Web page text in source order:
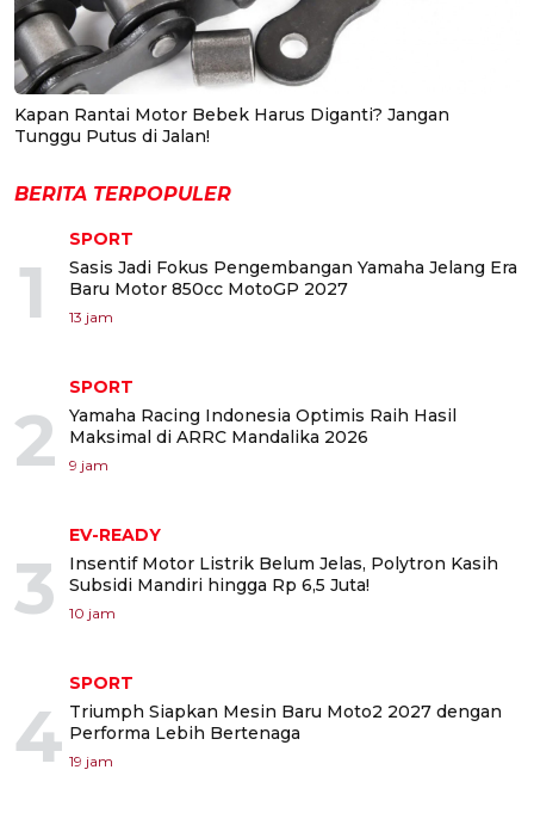
Kapan Rantai Motor Bebek Harus Diganti? Jangan
Tunggu Putus di Jalan!
BERITA TERPOPULER
1
SPORT
Sasis Jadi Fokus Pengembangan Yamaha Jelang Era
Baru Motor 850cc MotoGP 2027
13 jam
2
SPORT
Yamaha Racing Indonesia Optimis Raih Hasil
Maksimal di ARRC Mandalika 2026
9 jam
3
EV-READY
Insentif Motor Listrik Belum Jelas, Polytron Kasih
Subsidi Mandiri hingga Rp 6,5 Juta!
10 jam
4
SPORT
Triumph Siapkan Mesin Baru Moto2 2027 dengan
Performa Lebih Bertenaga
19 jam